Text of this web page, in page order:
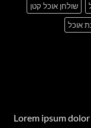
שולחן אוכל קטן
אוכל
Lorem ipsum